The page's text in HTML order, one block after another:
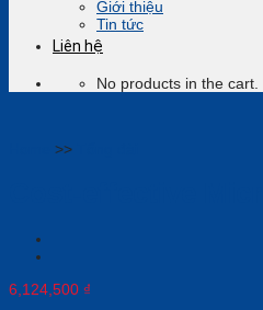
Giới thiệu
Tin tức
Liên hệ
No products in the cart.
>>
6,124,500 ₫